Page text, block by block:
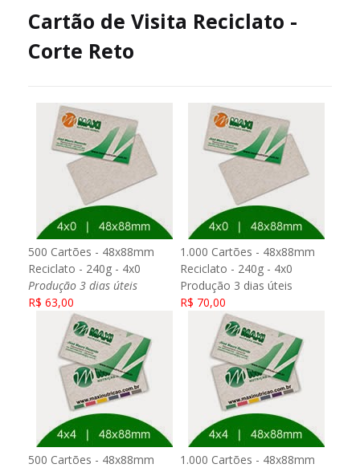
Cartão de Visita Reciclato -
Corte Reto
500 Cartões - 48x88mm
Reciclato - 240g - 4x0
Produção 3 dias úteis
R$ 63,00
1.000 Cartões - 48x88mm
Reciclato - 240g - 4x0
Produção 3 dias úteis
R$ 70,00
500 Cartões - 48x88mm
1.000 Cartões - 48x88mm